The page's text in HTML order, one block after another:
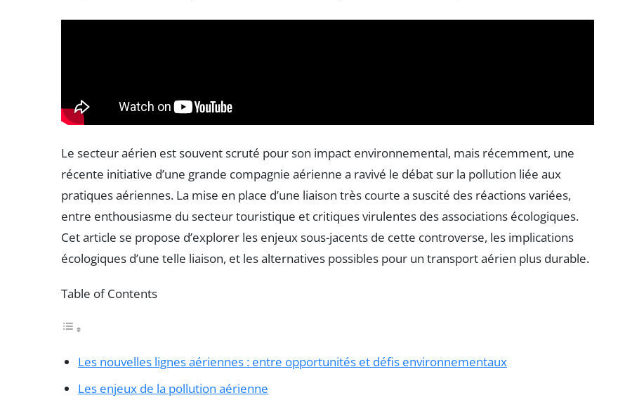
Le secteur aérien est souvent scruté pour son impact environnemental, mais récemment, une
récente initiative d’une grande compagnie aérienne a ravivé le débat sur la pollution liée aux
pratiques aériennes. La mise en place d’une liaison très courte a suscité des réactions variées,
entre enthousiasme du secteur touristique et critiques virulentes des associations écologiques.
Cet article se propose d’explorer les enjeux sous-jacents de cette controverse, les implications
écologiques d’une telle liaison, et les alternatives possibles pour un transport aérien plus durable.
Table of Contents
Les nouvelles lignes aériennes : entre opportunités et défis environnementaux
Les enjeux de la pollution aérienne